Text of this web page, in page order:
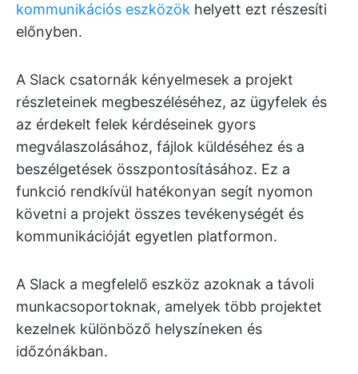
kommunikációs eszközök helyett ezt részesíti
előnyben.
A Slack csatornák kényelmesek a projekt
részleteinek megbeszéléséhez, az ügyfelek és
az érdekelt felek kérdéseinek gyors
megválaszolásához, fájlok küldéséhez és a
beszélgetések összpontosításához. Ez a
funkció rendkívül hatékonyan segít nyomon
követni a projekt összes tevékenységét és
kommunikációját egyetlen platformon.
A Slack a megfelelő eszköz azoknak a távoli
munkacsoportoknak, amelyek több projektet
kezelnek különböző helyszíneken és
időzónákban.